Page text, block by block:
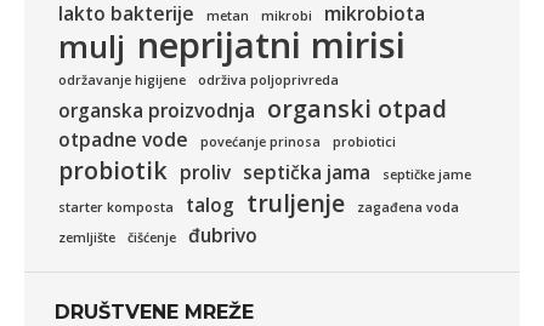
lakto bakterije metan mikrobi mikrobiota
mulj neprijatni mirisi
održavanje higijene održiva poljoprivreda
organska proizvodnja organski otpad
otpadne vode povećanje prinosa probiotici
probiotik proliv septička jama
septičke jame
starter komposta
talog truljenje
zagađena voda
zemljište
čišćenje đubrivo
DRUŠTVENE MREŽE